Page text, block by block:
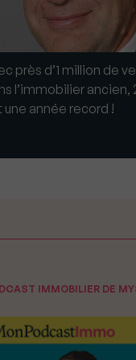
près d’1 million de
l’immobilier ancien,
une année record !
IMMOBILIER DE